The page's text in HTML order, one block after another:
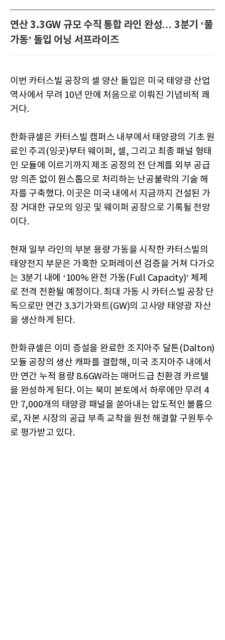
연산 3.3GW 규모 수직 통합 라인 완성… 3분기 ‘풀
가동’ 돌입 어닝 서프라이즈
이번 카터스빌 공장의 셀 양산 돌입은 미국 태양광 산업
역사에서 무려 10년 만에 처음으로 이뤄진 기념비적 쾌
거다.
한화큐셀은 카터스빌 캠퍼스 내부에서 태양광의 기초 원
료인 주괴(잉곳)부터 웨이퍼, 셀, 그리고 최종 패널 형태
인 모듈에 이르기까지 제조 공정의 전 단계를 외부 공급
망 의존 없이 원스톱으로 처리하는 난공불락의 기술 해
자를 구축했다. 이곳은 미국 내에서 지금까지 건설된 가
장 거대한 규모의 잉곳 및 웨이퍼 공장으로 기록될 전망
이다.
현재 일부 라인의 부분 용량 가동을 시작한 카터스빌의
태양전지 부문은 가혹한 오퍼레이션 검증을 거쳐 다가오
는 3분기 내에 ‘100% 완전 가동(Full Capacity)’ 체제
로 전격 전환될 예정이다. 최대 가동 시 카터스빌 공장 단
독으로만 연간 3.3기가와트(GW)의 고사양 태양광 자산
을 생산하게 된다.
한화큐셀은 이미 증설을 완료한 조지아주 달튼(Dalton)
모듈 공장의 생산 캐파를 결합해, 미국 조지아주 내에서
만 연간 누적 용량 8.6GW라는 매머드급 친환경 카르텔
을 완성하게 된다. 이는 북미 본토에서 하루에만 무려 4
만 7,000개의 태양광 패널을 쏟아내는 압도적인 볼륨으
로, 자본 시장의 공급 부족 교착을 원천 해결할 구원투수
로 평가받고 있다.